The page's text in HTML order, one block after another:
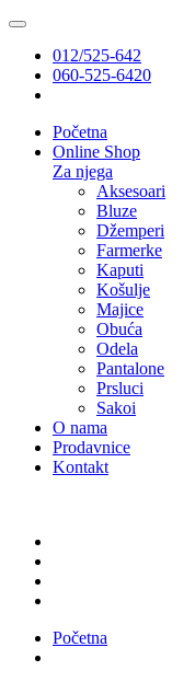
012/525-642
060-525-6420
Početna
Online Shop
Za njega
Aksesoari
Bluze
Džemperi
Farmerke
Kaputi
Košulje
Majice
Obuća
Odela
Pantalone
Prsluci
Sakoi
O nama
Prodavnice
Kontakt
Početna